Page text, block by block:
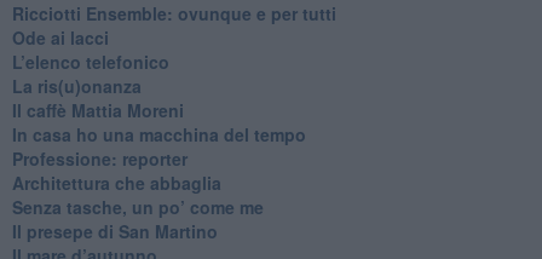
​Ricciotti Ensemble: ovunque e per tutti
Ode ai lacci
​L’elenco telefonico
​La ris(u)onanza
​Il caffè Mattia Moreni
​In casa ho una macchina del tempo
Professione: reporter
Architettura che abbaglia
​Senza tasche, un po’ come me
​Il presepe di San Martino